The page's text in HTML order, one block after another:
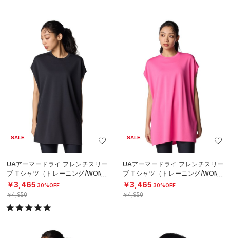
SALE
UAアーマードライ フレンチスリー
ブ Tシャツ（トレーニング/WOME
N）
￥3,465 30%OFF
￥4,950
SALE
UAアーマードライ フレンチスリー
ブ Tシャツ（トレーニング/WOME
N）
￥3,465 30%OFF
￥4,950